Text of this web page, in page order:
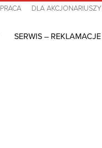
PRACA DLA AKCJONARIUSZY
SERWIS – REKLAMACJE